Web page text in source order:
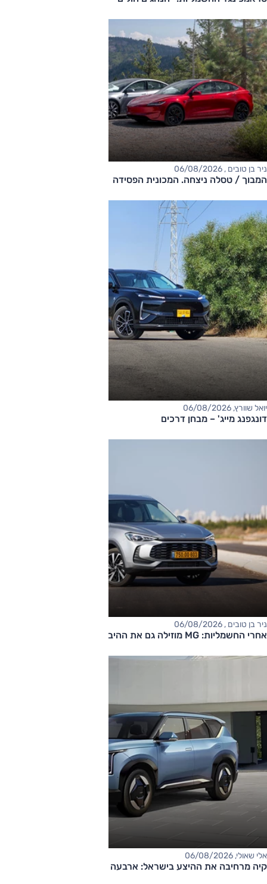
ניר בן טובים , 06/08/2026
המבוך / טסלה ניצחה. המכונית הפסידה
יואל שוורץ, 06/08/2026
דונגפנג מייג' – מבחן דרכים
ניר בן טובים , 06/08/2026
אחרי החשמליות: MG מוזילה גם את ההיברידיות
אלי שאולי, 06/08/2026
קיה מרחיבה את ההיצע בישראל: ארבעה דגמים חדשים בדרך